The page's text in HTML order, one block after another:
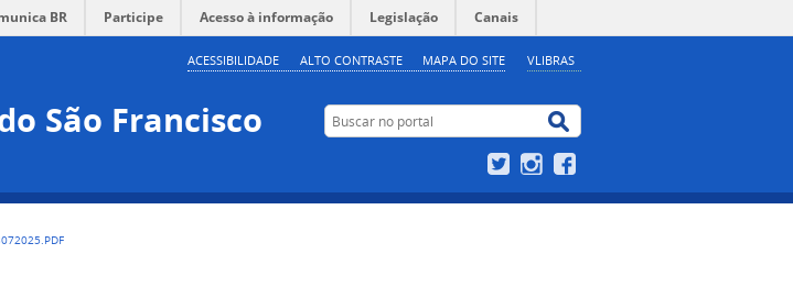
BR Participe Acesso à informação Legislação Canais
VLIBRAS
ACESSIBILIDADE ALTO CONTRASTE MAPA DO SITE
São Francisco Buscar no portal
TwitterInstagram